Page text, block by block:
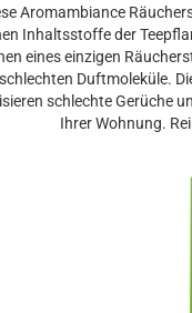
Aromambiance
Inhaltsstoffe der
eines einzigen
Duftmoleküle.
schlechte Gerüche
Ihrer Wohnung.